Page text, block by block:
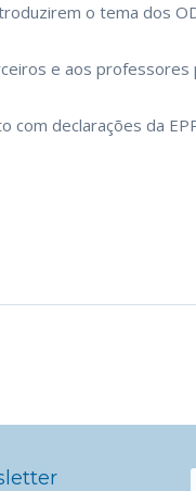
o tema dos
e aos professores
declarações da